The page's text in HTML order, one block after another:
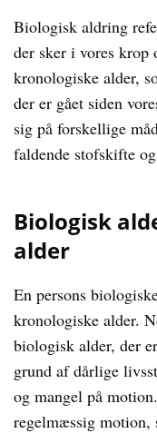
Biologisk aldring
der sker i vores
kronologiske alder,
der er gået siden
sig på forskellige
faldende stofskifte
Biologisk
alder
En persons
kronologiske alder.
biologisk alder, der
grund af dårlige
og mangel på
regelmæssig motion,